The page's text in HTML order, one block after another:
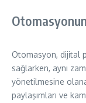
Otomasyon, dijital
sağlarken, aynı
yönetilmesine
paylaşımları ve